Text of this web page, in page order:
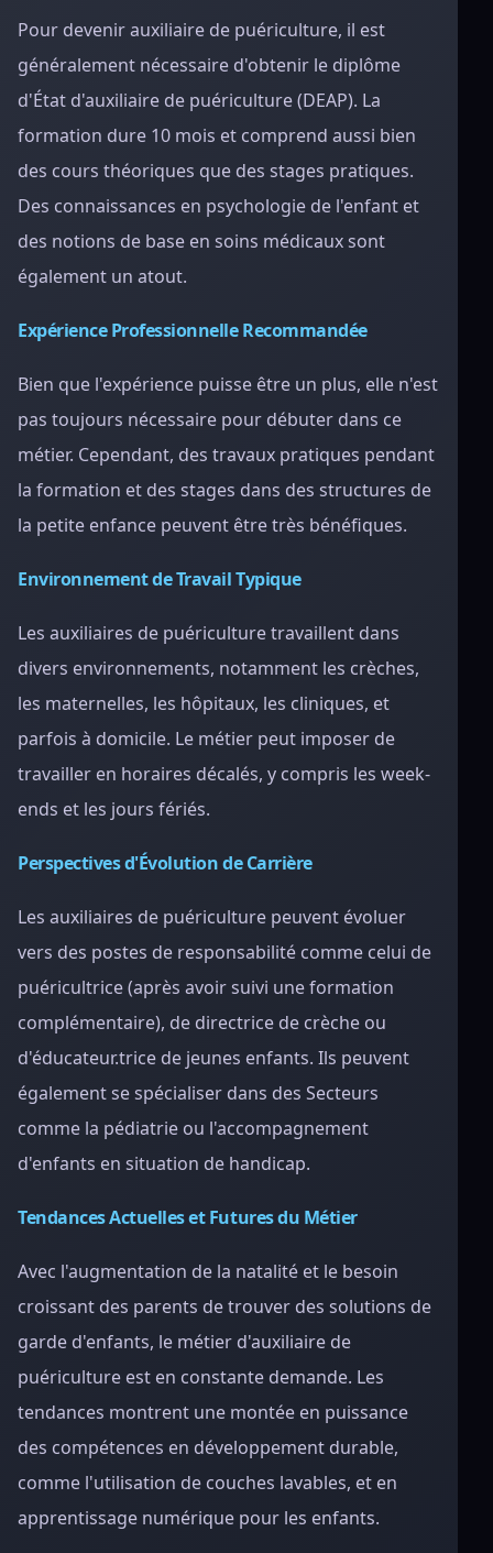
Pour devenir auxiliaire de puériculture, il est
généralement nécessaire d'obtenir le diplôme
d'État d'auxiliaire de puériculture (DEAP). La
formation dure 10 mois et comprend aussi bien
des cours théoriques que des stages pratiques.
Des connaissances en psychologie de l'enfant et
des notions de base en soins médicaux sont
également un atout.
Expérience Professionnelle Recommandée
Bien que l'expérience puisse être un plus, elle n'est
pas toujours nécessaire pour débuter dans ce
métier. Cependant, des travaux pratiques pendant
la formation et des stages dans des structures de
la petite enfance peuvent être très bénéfiques.
Environnement de Travail Typique
Les auxiliaires de puériculture travaillent dans
divers environnements, notamment les crèches,
les maternelles, les hôpitaux, les cliniques, et
parfois à domicile. Le métier peut imposer de
travailler en horaires décalés, y compris les week-
ends et les jours fériés.
Perspectives d'Évolution de Carrière
Les auxiliaires de puériculture peuvent évoluer
vers des postes de responsabilité comme celui de
puéricultrice (après avoir suivi une formation
complémentaire), de directrice de crèche ou
d'éducateur.trice de jeunes enfants. Ils peuvent
également se spécialiser dans des Secteurs
comme la pédiatrie ou l'accompagnement
d'enfants en situation de handicap.
Tendances Actuelles et Futures du Métier
Avec l'augmentation de la natalité et le besoin
croissant des parents de trouver des solutions de
garde d'enfants, le métier d'auxiliaire de
puériculture est en constante demande. Les
tendances montrent une montée en puissance
des compétences en développement durable,
comme l'utilisation de couches lavables, et en
apprentissage numérique pour les enfants.